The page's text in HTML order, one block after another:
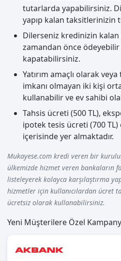
tutarlarda yapabilirsiniz.
yapıp kalan taksitlerinizin
Dilerseniz kredinizin
zamandan önce
kapatabilirsiniz.
Yatırım amaçlı olarak
imkanı olmayan iki kişi
kullanabilir ve ev sahibi
Tahsis ücreti (500 TL),
ipotek tesis ücreti (700
içerisinde yer almaktadır.
Mukayese.com kredi veren bir
ülkemizde hizmet veren bankaların
listeleyerek kolayca karşılaştırma
hizmetler için kullanıcılardan ücret
ücretsiz olarak kullanabilirsiniz.
Yeni Müşterilere Özel